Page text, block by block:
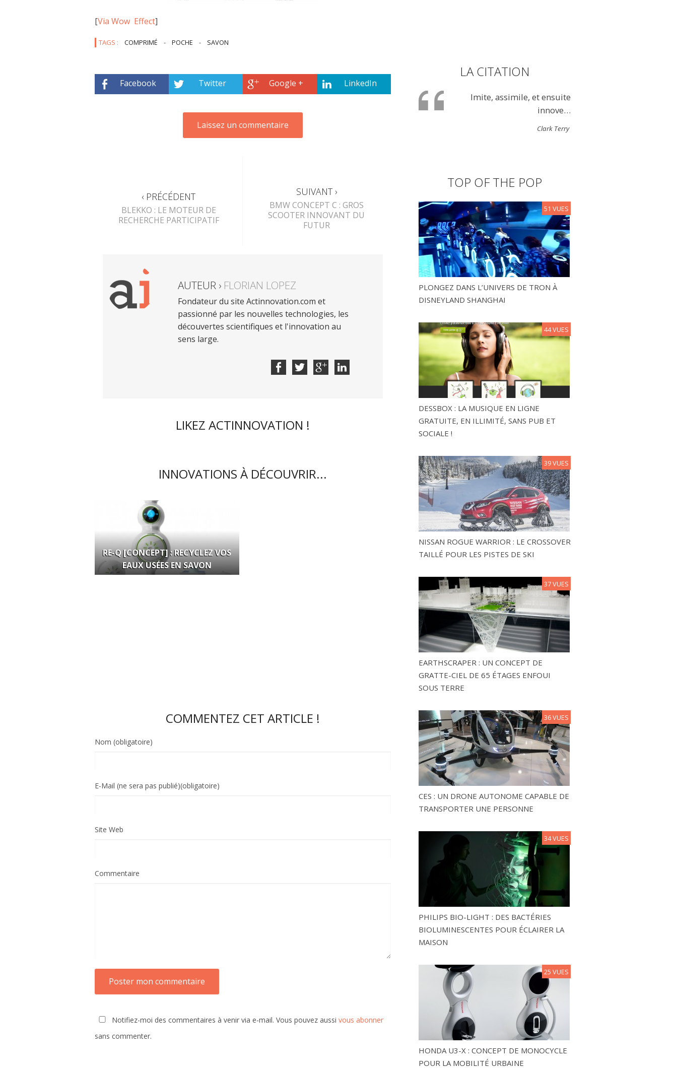
[Via Wow Effect]
TAGS : COMPRIMÉ - POCHE - SAVON
Facebook Twitter Google + LinkedIn
‹ PRÉCÉDENT
BLEKKO : LE MOTEUR DE
RECHERCHE PARTICIPATIF
SUIVANT ›
BMW CONCEPT C : GROS
SCOOTER INNOVANT DU
FUTUR
AUTEUR › FLORIAN LOPEZ
Fondateur du site Actinnovation.com et
passionné par les nouvelles technologies, les
découvertes scientifiques et l'innovation au
sens large.
LIKEZ ACTINNOVATION !
INNOVATIONS À DÉCOUVRIR...
RE-Q [CONCEPT] : RECYCLEZ VOS
EAUX USÉES EN SAVON
COMMENTEZ CET ARTICLE !
Nom (obligatoire)
E-Mail (ne sera pas publié)(obligatoire)
Site Web
Commentaire
Notifiez-moi des commentaires à venir via e-mail. Vous pouvez aussi vous abonner
sans commenter.
LA CITATION
Imite, assimile, et ensuite
innove…
Clark Terry
TOP OF THE POP
PLONGEZ DANS L’UNIVERS DE TRON À
DISNEYLAND SHANGHAI
51 VUES
DESSBOX : LA MUSIQUE EN LIGNE
GRATUITE, EN ILLIMITÉ, SANS PUB ET
SOCIALE !
44 VUES
NISSAN ROGUE WARRIOR : LE CROSSOVER
TAILLÉ POUR LES PISTES DE SKI
39 VUES
EARTHSCRAPER : UN CONCEPT DE
GRATTE-CIEL DE 65 ÉTAGES ENFOUI
SOUS TERRE
37 VUES
CES : UN DRONE AUTONOME CAPABLE DE
TRANSPORTER UNE PERSONNE
36 VUES
PHILIPS BIO-LIGHT : DES BACTÉRIES
BIOLUMINESCENTES POUR ÉCLAIRER LA
MAISON
34 VUES
HONDA U3-X : CONCEPT DE MONOCYCLE
POUR LA MOBILITÉ URBAINE
25 VUES